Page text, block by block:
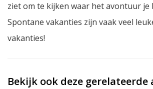
ziet om te kijken waar het avontuur je
Spontane vakanties zijn vaak veel
vakanties!
Bekijk ook deze